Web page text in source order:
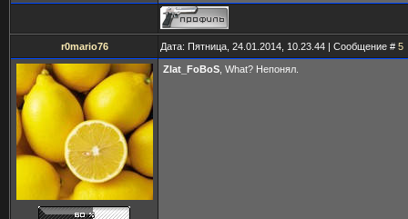
r0mario76 Дата: Пятница, 24.01.2014, 10.23.44 | Сообщение # 5
Zlat_FoBoS , What? Непонял.